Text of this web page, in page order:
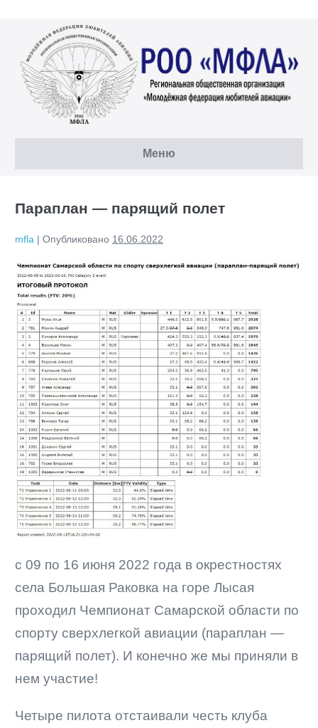
содержимому
Меню
Параплан — парящий полет
mfla | Опубликовано 16.06.2022
с 09 по 16 июня 2022 года в окрестностях
села Большая Раковка на горе Лысая
проходил Чемпионат Самарской области по
спорту сверхлегкой авиации (параплан —
парящий полет). И конечно же мы приняли в
нем участие!
Четыре пилота отстаивали честь клуба